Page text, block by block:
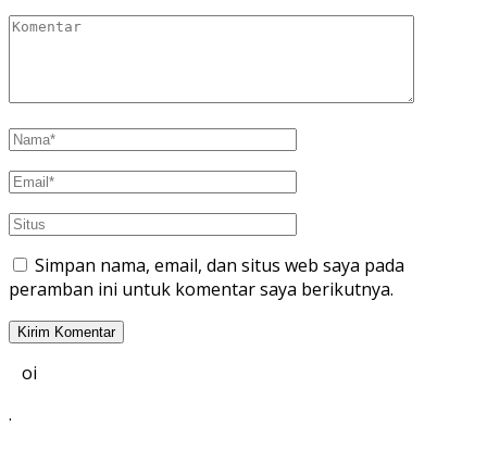
Simpan nama, email, dan situs web saya pada
peramban ini untuk komentar saya berikutnya.
oi
.